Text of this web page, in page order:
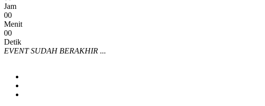
Jam
00
Menit
00
Detik
EVENT SUDAH BERAKHIR ...